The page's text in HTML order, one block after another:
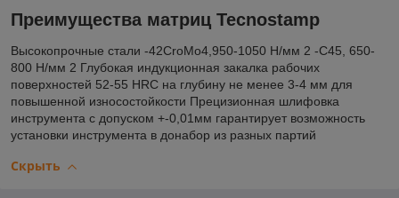
Преимущества матриц Tecnostamp
Высокопрочные стали -42CroMo4,950-1050 Н/мм 2 -С45, 650-
800 Н/мм 2 Глубокая индукционная закалка рабочих
поверхностей 52-55 HRC на глубину не менее 3-4 мм для
повышенной износостойкости Прецизионная шлифовка
инструмента с допуском +-0,01мм гарантирует возможность
установки инструмента в донабор из разных партий
Скрыть